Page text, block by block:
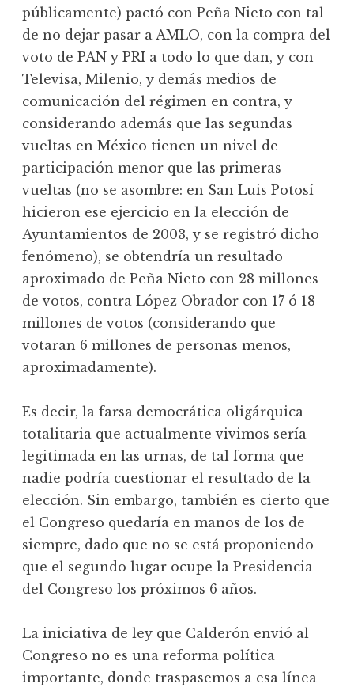
públicamente) pactó con Peña Nieto con tal
de no dejar pasar a AMLO, con la compra del
voto de PAN y PRI a todo lo que dan, y con
Televisa, Milenio, y demás medios de
comunicación del régimen en contra, y
considerando además que las segundas
vueltas en México tienen un nivel de
participación menor que las primeras
vueltas (no se asombre: en San Luis Potosí
hicieron ese ejercicio en la elección de
Ayuntamientos de 2003, y se registró dicho
fenómeno), se obtendría un resultado
aproximado de Peña Nieto con 28 millones
de votos, contra López Obrador con 17 ó 18
millones de votos (considerando que
votaran 6 millones de personas menos,
aproximadamente).
Es decir, la farsa democrática oligárquica
totalitaria que actualmente vivimos sería
legitimada en las urnas, de tal forma que
nadie podría cuestionar el resultado de la
elección. Sin embargo, también es cierto que
el Congreso quedaría en manos de los de
siempre, dado que no se está proponiendo
que el segundo lugar ocupe la Presidencia
del Congreso los próximos 6 años.
La iniciativa de ley que Calderón envió al
Congreso no es una reforma política
importante, donde traspasemos a esa línea